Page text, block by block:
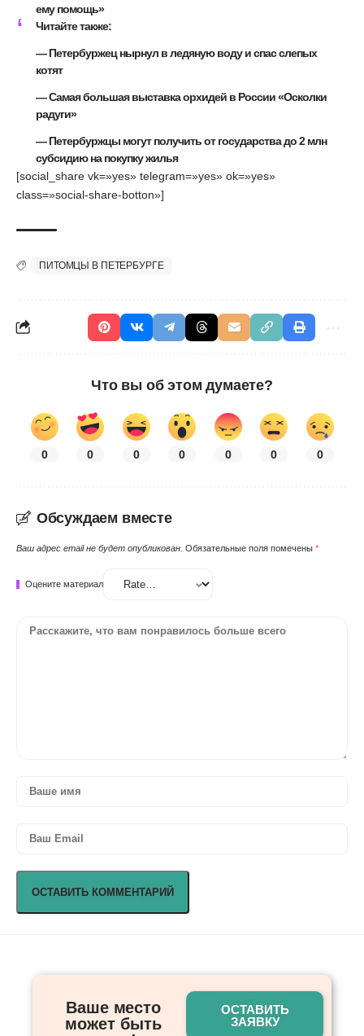
ему помощь»
Читайте также:
—Петербуржец нырнул в ледяную воду и спас слепых
котят
—Самая большая выставка орхидей в России «Осколки
радуги»
—Петербуржцы могут получить от государства до 2 млн
субсидию на покупку жилья
[social_share vk=»yes» telegram=»yes» ok=»yes»
class=»social-share-botton»]
ПИТОМЦЫ В ПЕТЕРБУРГЕ
Что вы об этом думаете?
0 0 0 0 0 0 0
Обсуждаем вместе
Ваш адрес email не будет опубликован. Обязательные поля помечены *
Оцените материал
Ваше место
может быть
ОСТАВИТЬ
ЗАЯВКУ